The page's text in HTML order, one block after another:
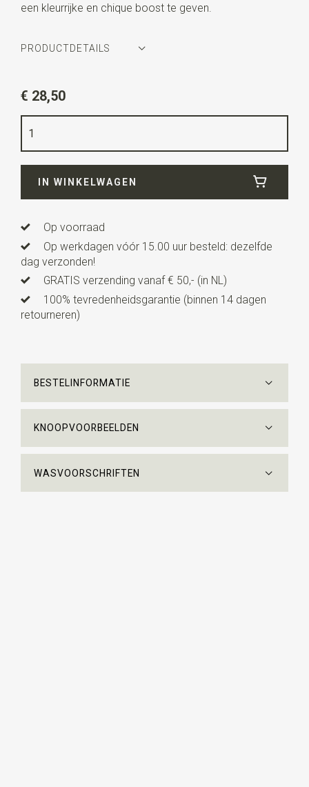
een kleurrijke en chique boost te geven.
PRODUCTDETAILS
blauw / fuchsia / oker / ecru
Kwaliteit
Lengteca. 151 cm
€ 28,50
IN WINKELWAGEN
Op voorraad
Op werkdagen vóór 15.00 uur besteld: dezelfde
dag verzonden!
GRATIS verzending vanaf € 50,- (in NL)
100% tevredenheidsgarantie (binnen 14 dagen
retourneren)
BESTELINFORMATIE
KNOOPVOORBEELDEN
WASVOORSCHRIFTEN